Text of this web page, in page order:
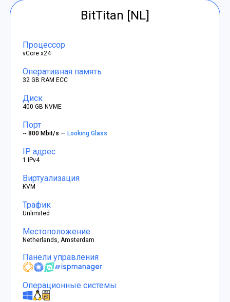
BitTitan [NL]
Процессор
vCore x24
Оперативная память
32 GB RAM ECC
Диск
400 GB NVME
Порт
~ 800 Mbit/s —Looking Glass
IP адрес
1 IPv4
Виртуализация
KVM
Трафик
Unlimited
Местоположение
Netherlands, Amsterdam
Панели управления
Операционные системы